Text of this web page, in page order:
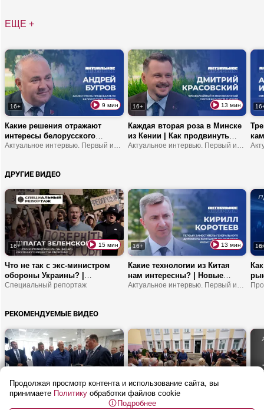
ЕЩЕ +
16+ 9 мин
Какие решения отражают
интересы белорусского
народа? | Что устанавливает
ответственность делегатов
16+ 13 мин
Каждая вторая роза в Минске
из Кении | Как продвинуть
туда молочку? | В Африке
ДРУГИЕ ВИДЕО
16+ 15 мин
Что не так с экс-министром
обороны Украины? |
Договориться с украинскими
интересах ВСУ?
Специальный репортаж
16+ 13 мин
Какие технологии из Китая
нам интересны? | Новые
резиденты «Великого камня» |
РЕКОМЕНДУЕМЫЕ ВИДЕО
16+ 10 мин 16+
Лукашенко: Белорусам нужно
Продолжая просмотр контента и использование сайта, вы
принимаете Политику обработки файлов cookie
Подробнее